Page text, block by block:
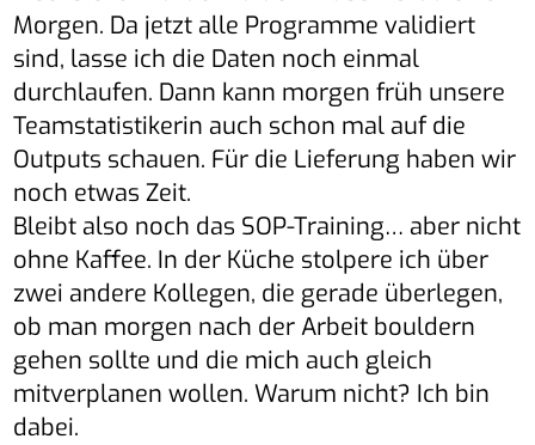
Morgen. Da jetzt alle Programme validiert
sind, lasse ich die Daten noch einmal
durchlaufen. Dann kann morgen früh unsere
Teamstatistikerin auch schon mal auf die
Outputs schauen. Für die Lieferung haben wir
noch etwas Zeit.
Bleibt also noch das SOP-Training… aber nicht
ohne Kaffee. In der Küche stolpere ich über
zwei andere Kollegen, die gerade überlegen,
ob man morgen nach der Arbeit bouldern
gehen sollte und die mich auch gleich
mitverplanen wollen. Warum nicht? Ich bin
dabei.